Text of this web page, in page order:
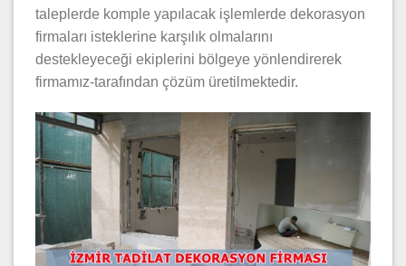
taleplerde komple yapılacak işlemlerde dekorasyon
firmaları isteklerine karşılık olmalarını
destekleyeceği ekiplerini bölgeye yönlendirerek
firmamız-tarafından çözüm üretilmektedir.